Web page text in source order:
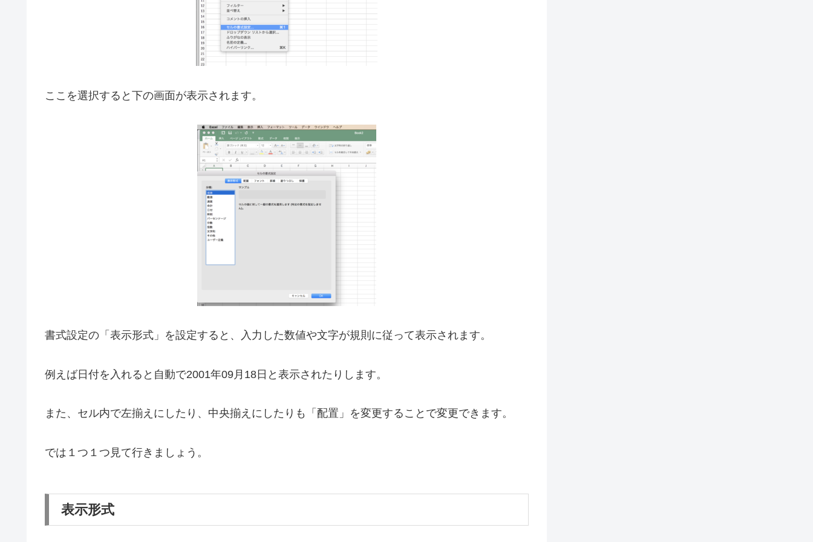
ここを選択すると下の画面が表示されます。
書式設定の「表示形式」を設定すると、入力した数値や文字が規則に従って表示されます。
例えば日付を入れると自動で2001年09月18日と表示されたりします。
また、セル内で左揃えにしたり、中央揃えにしたりも「配置」を変更することで変更できます。
では１つ１つ見て行きましょう。
表示形式